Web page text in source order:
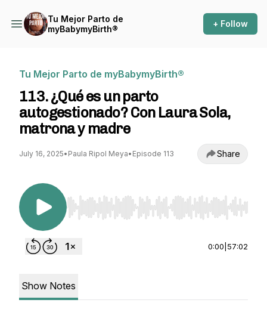
Tu Mejor Parto de
myBabymyBirth®
+ Follow
Tu Mejor Parto de myBabymyBirth®
113. ¿Qué es un parto
autogestionado? Con Laura Sola,
matrona y madre
July 16, 2025• Paula Ripol Meya• Episode 113 Share
Use Left/Right to seek, Home/End to jump to
0:00 57:02
Show Notes